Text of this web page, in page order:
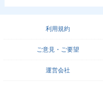
利用規約
ご意見・ご要望
運営会社